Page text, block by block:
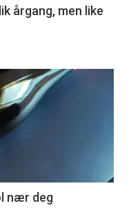
årgang, men like
nær deg